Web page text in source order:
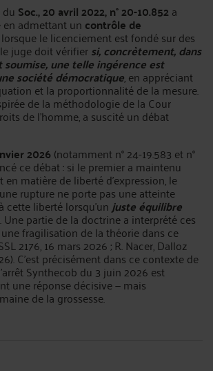
Soc., 20 avril 2022, n° 20-10.852 a
admettant un contrôle de
le licenciement est fondé sur des
juge doit vérifiersi, concrètement, dans
une telle ingérence est
société démocratique, en appréciant
et la proportionnalité de la mesure.
de la méthodologie de la Cour
de l'homme, a suscité un débat
2026 (notamment n° 24-19.583 et n°
ce débat : si le premier a maintenu
matière de liberté d'expression, le
rupture ne porte pas une atteinte
cette liberté lorsqu'un juste équilibre
partie de la doctrine a interprété ces
fragilisation de la théorie dans ce
2176, 16 mars 2026 ; R. Nacer, Dalloz
C'est précisément dans ce contexte de
Synthecob du 3 juin 2026 est
une réponse décisive — mais
de la grossesse.